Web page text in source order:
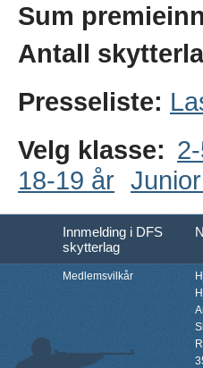
Sum
Antall
Presseliste:
Velg klasse:
18-19 år
Innmelding i DFS
skytterlag
Medlemsvilkår